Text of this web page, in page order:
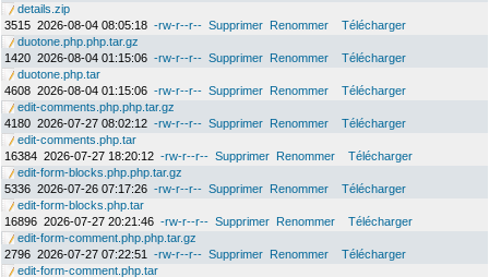
details.zip
3515 2026-08-04 08:05:18 -rw-r--r-- Supprimer Renommer
Télécharger
duotone.php.php.tar.gz
1420 2026-08-04 01:15:06 -rw-r--r-- Supprimer Renommer
Télécharger
duotone.php.tar
4608 2026-08-04 01:15:06 -rw-r--r-- Supprimer Renommer
Télécharger
edit-comments.php.php.tar.gz
4180 2026-07-27 08:02:12 -rw-r--r-- Supprimer Renommer
Télécharger
edit-comments.php.tar
16384 2026-07-27 18:20:12 -rw-r--r-- Supprimer Renommer
Télécharger
edit-form-blocks.php.php.tar.gz
5336 2026-07-26 07:17:26 -rw-r--r-- Supprimer Renommer
Télécharger
edit-form-blocks.php.tar
16896 2026-07-27 20:21:46 -rw-r--r-- Supprimer Renommer
Télécharger
edit-form-comment.php.php.tar.gz
2796 2026-07-27 07:22:51 -rw-r--r-- Supprimer Renommer
Télécharger
edit-form-comment.php.tar